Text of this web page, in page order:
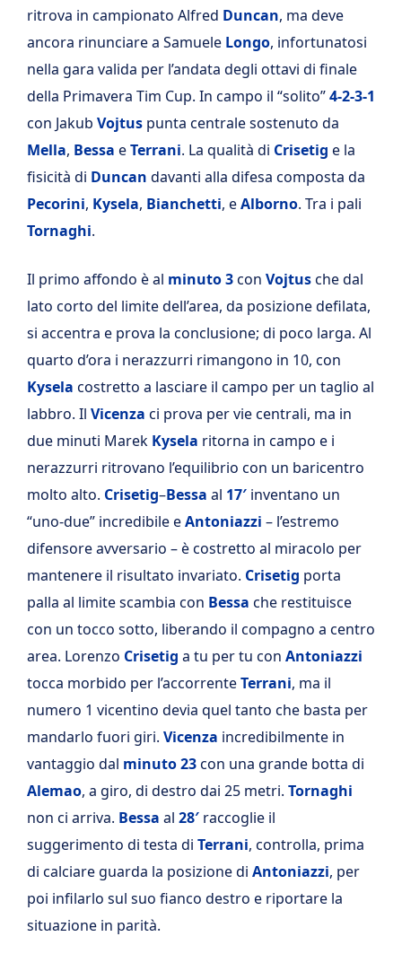
ritrova in campionato Alfred Duncan, ma deve
ancora rinunciare a Samuele Longo, infortunatosi
nella gara valida per l’andata degli ottavi di finale
della Primavera Tim Cup. In campo il “solito”4-2-3-1
con Jakub Vojtus punta centrale sostenuto da
Mella, Bessa eTerrani. La qualità di Crisetig e la
fisicità di Duncan davanti alla difesa composta da
Pecorini, Kysela, Bianchetti, eAlborno. Tra i pali
Tornaghi.
Il primo affondo è al minuto 3con Vojtusche dal
lato corto del limite dell’area, da posizione defilata,
si accentra e prova la conclusione; di poco larga. Al
quarto d’ora i nerazzurri rimangono in 10, con
Kysela costretto a lasciare il campo per un taglio al
labbro. Il Vicenza ci prova per vie centrali, ma in
due minuti Marek Kysela ritorna in campo e i
nerazzurri ritrovano l’equilibrio con un baricentro
molto alto. Crisetig–Bessa al 17′ inventano un
“uno-due” incredibile eAntoniazzi – l’estremo
difensore avversario – è costretto al miracolo per
mantenere il risultato invariato. Crisetig porta
palla al limite scambia con Bessa che restituisce
con un tocco sotto, liberando il compagno a centro
area. Lorenzo Crisetig a tu per tu con Antoniazzi
tocca morbido per l’accorrenteTerrani, ma il
numero 1 vicentino devia quel tanto che basta per
mandarlo fuori giri. Vicenza incredibilmente in
vantaggio dal minuto 23con una grande botta di
Alemao, a giro, di destro dai 25 metri. Tornaghi
non ci arriva. Bessa al 28′ raccoglie il
suggerimento di testa di Terrani, controlla, prima
di calciare guarda la posizione di Antoniazzi, per
poi infilarlo sul suo fianco destro e riportare la
situazione in parità.